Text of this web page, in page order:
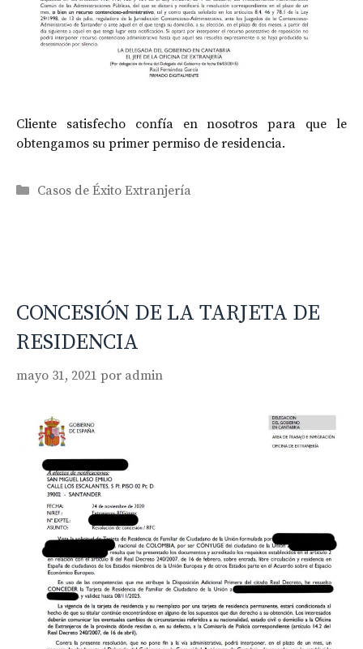
Cliente satisfecho confía en nosotros para que le
obtengamos su primer permiso de residencia.
Categorías
Casos de Éxito Extranjería
CONCESIÓN DE LA TARJETA DE
RESIDENCIA
mayo 31, 2021 por admin